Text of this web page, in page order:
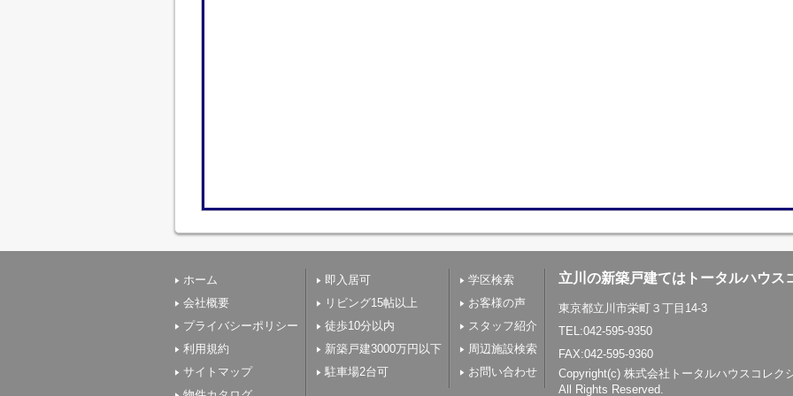
ホーム
会社概要
プライバシーポリシー
利用規約
サイトマップ
即入居可
リビング15帖以上
徒歩10分以内
新築戸建3000万円以下
駐車場2台可
学区検索
お客様の声
スタッフ紹介
周辺施設検索
お問い合わせ
立川の新築戸建てはトータルハウス
東京都立川市栄町３丁目14-3
TEL:042-595-9350
FAX:042-595-9360
Copyright(c) 株式会社トータルハウスコレク
All Rights Reserved.